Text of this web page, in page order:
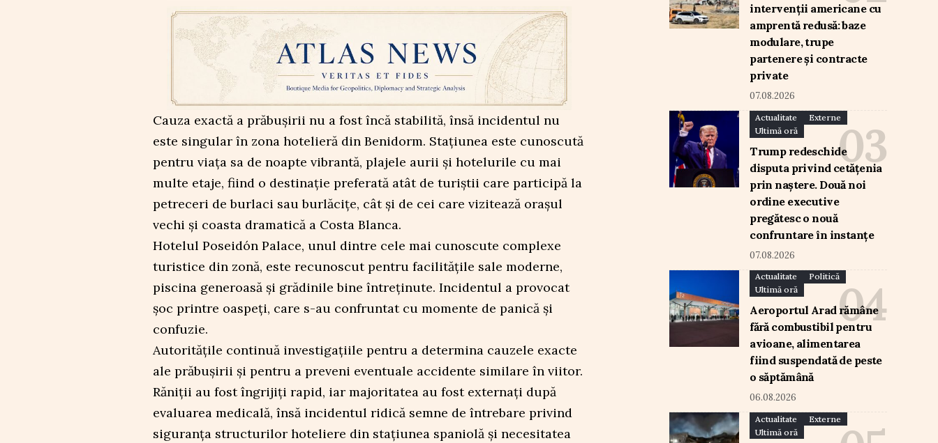
Cauza exactă a prăbușirii nu a fost încă stabilită, însă incidentul nu
este singular în zona hotelieră din Benidorm. Stațiunea este cunoscută
pentru viața sa de noapte vibrantă, plajele aurii și hotelurile cu mai
multe etaje, fiind o destinație preferată atât de turiștii care participă la
petreceri de burlaci sau burlăcițe, cât și de cei care vizitează orașul
vechi și coasta dramatică a Costa Blanca.
Hotelul Poseidón Palace, unul dintre cele mai cunoscute complexe
turistice din zonă, este recunoscut pentru facilitățile sale moderne,
piscina generoasă și grădinile bine întreținute. Incidentul a provocat
șoc printre oaspeți, care s-au confruntat cu momente de panică și
confuzie.
Autoritățile continuă investigațiile pentru a determina cauzele exacte
ale prăbușirii și pentru a preveni eventuale accidente similare în viitor.
Răniții au fost îngrijiți rapid, iar majoritatea au fost externați după
evaluarea medicală, însă incidentul ridică semne de întrebare privind
siguranța structurilor hoteliere din stațiunea spaniolă și necesitatea
intervenții americane cu
amprentă redusă: baze
modulare, trupe
partenere și contracte
private
07.08.2026
Actualitate
Externe
Ultimă oră
Trump redeschide
disputa privind cetățenia
prin naștere. Două noi
ordine executive
pregătesc o nouă
confruntare în instanțe
07.08.2026
Actualitate
Politică
Ultimă oră
Aeroportul Arad rămâne
fără combustibil pentru
avioane, alimentarea
fiind suspendată de peste
o săptămână
06.08.2026
Actualitate
Externe
Ultimă oră